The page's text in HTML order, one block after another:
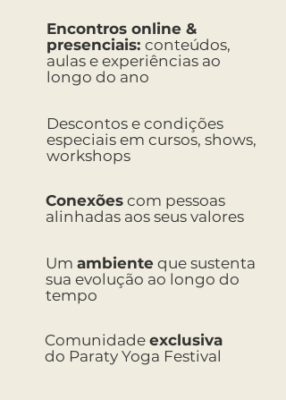
Encontros online &
presenciais: conteúdos,
aulas e experiências ao
longo do ano
Descontos e condições
especiais em cursos, shows,
workshops
Conexões com pessoas
alinhadas aos seus valores
Um ambiente que sustenta
sua evolução ao longo do
tempo
Comunidade exclusiva
do Paraty Yoga Festival